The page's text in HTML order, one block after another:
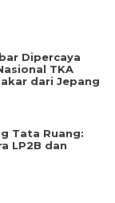
Dipercaya
TKA
dari Jepang
Tata Ruang:
LP2B dan